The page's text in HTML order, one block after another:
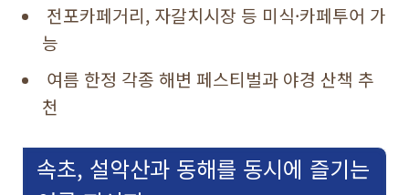
전포카페거리, 자갈치시장 등 미식·카페투어 가
능
여름 한정 각종 해변 페스티벌과 야경 산책 추
천
속초, 설악산과 동해를 동시에 즐기는